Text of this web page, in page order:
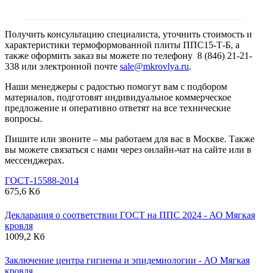
Получить консультацию специалиста, уточнить стоимость и
характеристики термоформованной плиты ППС15-Т-Б, а
также оформить заказ вы можете по телефону 8 (846) 21-21-
338 или электронной почте sale@mkrovlya.ru.
Наши менеджеры с радостью помогут вам с подбором
материалов, подготовят индивидуальное коммерческое
предложение и оперативно ответят на все технические
вопросы.
Пишите или звоните – мы работаем для вас в Москве. Также
вы можете связаться с нами через онлайн-чат на сайте или в
мессенджерах.
ГОСТ-15588-2014
675,6 Кб
Декларация о соответствии ГОСТ на ППС 2024 - АО Мягкая
кровля
1009,2 Кб
Заключение центра гигиены и эпидемиологии - АО Мягкая
кровля